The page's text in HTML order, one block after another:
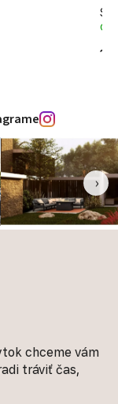
›
chceme vám
tráviť čas,